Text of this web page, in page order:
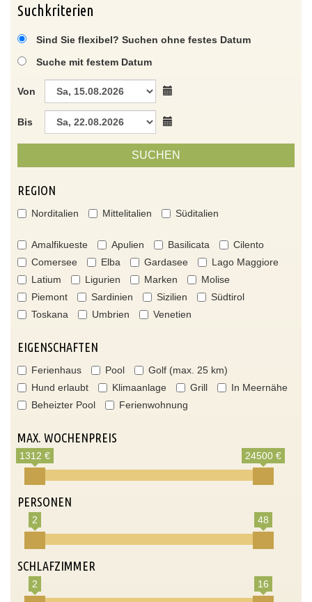
Suchkriterien
Sind Sie flexibel? Suchen ohne festes Datum
Suche mit festem Datum
Von
Bis
SUCHEN
REGION
Norditalien Mittelitalien Süditalien
Amalfikueste Apulien Basilicata
Cilento
Comersee
Elba Gardasee
Lago Maggiore
Latium
Ligurien Marken
Molise
Piemont
Sardinien Sizilien
Südtirol
Toskana
Umbrien Venetien
EIGENSCHAFTEN
Ferienhaus Pool
Golf (max. 25 km)
Hund erlaubt
Klimaanlage Grill
In Meernähe
Beheizter Pool
Ferienwohnung
MAX. WOCHENPREIS
1312 € 24500 €
PERSONEN
2 48
SCHLAFZIMMER
2 16